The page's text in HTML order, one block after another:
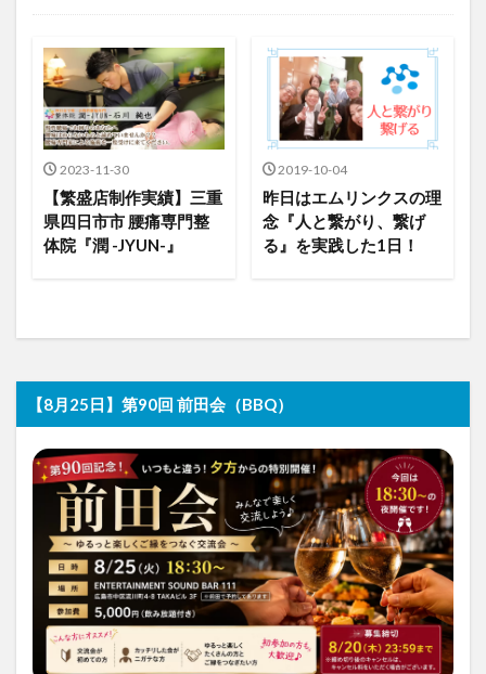
2023-11-30
【繁盛店制作実績】三重
県四日市市 腰痛専門整
体院『潤 -JYUN-』
2019-10-04
昨日はエムリンクスの理
念『人と繋がり、繋げ
る』を実践した1日！
【8月25日】第90回 前田会（BBQ）